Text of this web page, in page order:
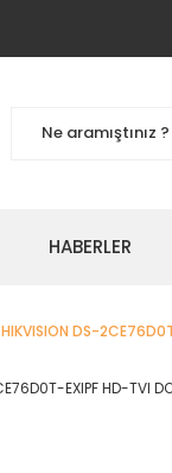
HABERLER
HIKVISION DS-